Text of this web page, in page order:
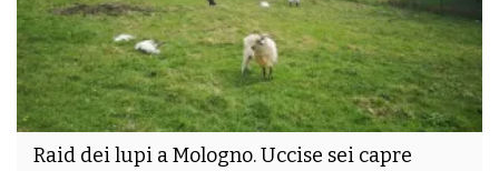
Raid dei lupi a Mologno. Uccise sei capre